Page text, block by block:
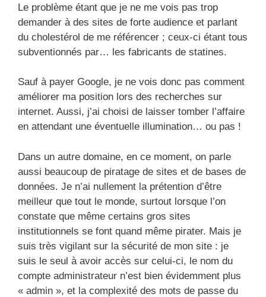
Le problème étant que je ne me vois pas trop
demander à des sites de forte audience et parlant
du cholestérol de me référencer ; ceux-ci étant tous
subventionnés par… les fabricants de statines.
Sauf à payer Google, je ne vois donc pas comment
améliorer ma position lors des recherches sur
internet. Aussi, j’ai choisi de laisser tomber l’affaire
en attendant une éventuelle illumination… ou pas !
Dans un autre domaine, en ce moment, on parle
aussi beaucoup de piratage de sites et de bases de
données. Je n’ai nullement la prétention d’être
meilleur que tout le monde, surtout lorsque l’on
constate que même certains gros sites
institutionnels se font quand même pirater. Mais je
suis très vigilant sur la sécurité de mon site : je
suis le seul à avoir accès sur celui-ci, le nom du
compte administrateur n’est bien évidemment plus
« admin », et la complexité des mots de passe du